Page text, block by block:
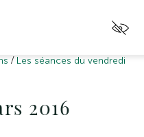
/ Les séances du vendredi
2016